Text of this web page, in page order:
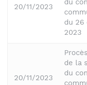
20/11/2023
du
du 26
2023
20/11/2023
de la
du